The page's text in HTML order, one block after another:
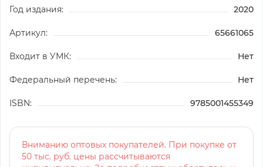
Год издания: 2020
Артикул: 65661065
Входит в УМК: Нет
Федеральный перечень: Нет
ISBN: 9785001455349
Вниманию оптовых покупателей. При покупке от
50 тыс. руб. цены рассчитываются